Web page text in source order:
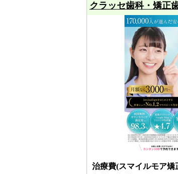
クラッセ歯科・矯正
治療費(スマイルモア矯